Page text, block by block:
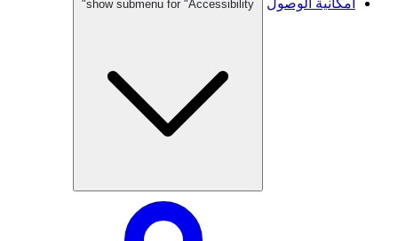
امكانية الوصول show submenu for "Accessibility"